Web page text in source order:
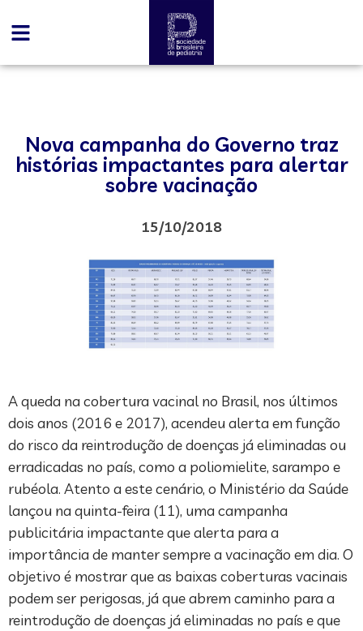
Nova campanha do Governo traz
histórias impactantes para alertar
sobre vacinação
15/10/2018
A queda na cobertura vacinal no Brasil, nos últimos
dois anos (2016 e 2017), acendeu alerta em função
do risco da reintrodução de doenças já eliminadas ou
erradicadas no país, como a poliomielite, sarampo e
rubéola. Atento a este cenário, o Ministério da Saúde
lançou na quinta-feira (11), uma campanha
publicitária impactante que alerta para a
importância de manter sempre a vacinação em dia. O
objetivo é mostrar que as baixas coberturas vacinais
podem ser perigosas, já que abrem caminho para a
reintrodução de doenças já eliminadas no país e que